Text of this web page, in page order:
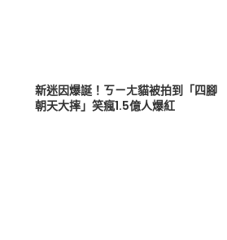
新迷因爆誕！ㄎㄧㄤ貓被拍到「四腳
朝天大摔」笑瘋1.5億人爆紅